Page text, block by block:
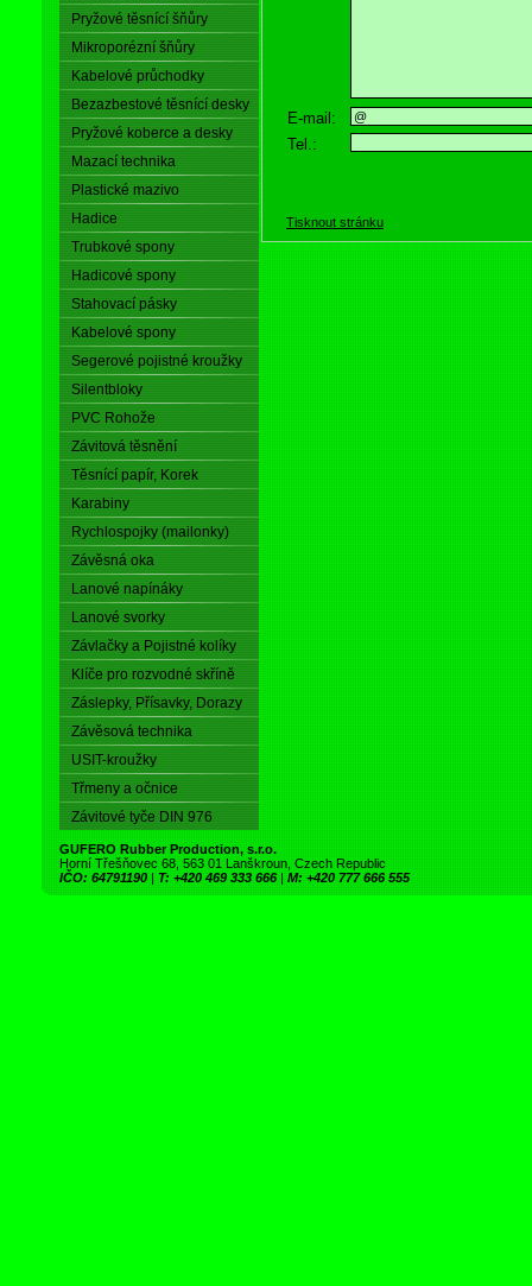
Pryžové těsnící šňůry
Mikroporézní šňůry
Kabelové průchodky
Bezazbestové těsnící desky
Pryžové koberce a desky
Mazací technika
Plastické mazivo
Hadice
Trubkové spony
Hadicové spony
Stahovací pásky
Kabelové spony
Segerové pojistné kroužky
Silentbloky
PVC Rohože
Závitová těsnění
Těsnící papír, Korek
Karabiny
Rychlospojky (mailonky)
Závěsná oka
Lanové napínáky
Lanové svorky
Závlačky a Pojistné kolíky
Klíče pro rozvodné skříně
Záslepky, Přísavky, Dorazy
Závěsová technika
USIT-kroužky
Třmeny a očnice
Závitové tyče DIN 976
E-mail:
Tel.:
Tisknout stránku
GUFERO Rubber Production, s.r.o.
Horní Třešňovec 68, 563 01 Lanškroun, Czech Republic
IČO: 64791190 | T: +420 469 333 666 | M: +420 777 666 555